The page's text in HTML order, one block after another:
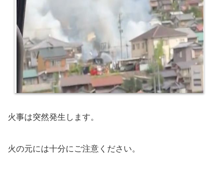
火事は突然発生します。
火の元には十分にご注意ください。